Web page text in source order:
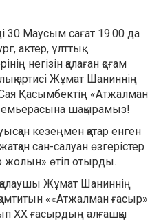
30 Маусым сағат 19.00 да
актер, ұлттық
негізін қалаған қоғам
артисі Жұмат Шаниннің
Қасымбектің «Атжалман
шақырамыз!
кезеңмен қатар енген
сан-салуан өзгерістер
жолын» өтіп отырды.
қалаушы Жұмат Шаниннің
««Атжалман ғасыр»
ХХ ғасырдың алғашқы